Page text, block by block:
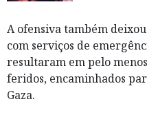
A ofensiva também
com serviços de
resultaram em pelo
feridos, encaminhados
Gaza.